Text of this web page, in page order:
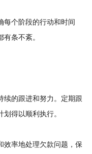
个阶段的行动和时间
条不紊。
的跟进和努力。定期跟
得以顺利执行。
率地处理欠款问题，保